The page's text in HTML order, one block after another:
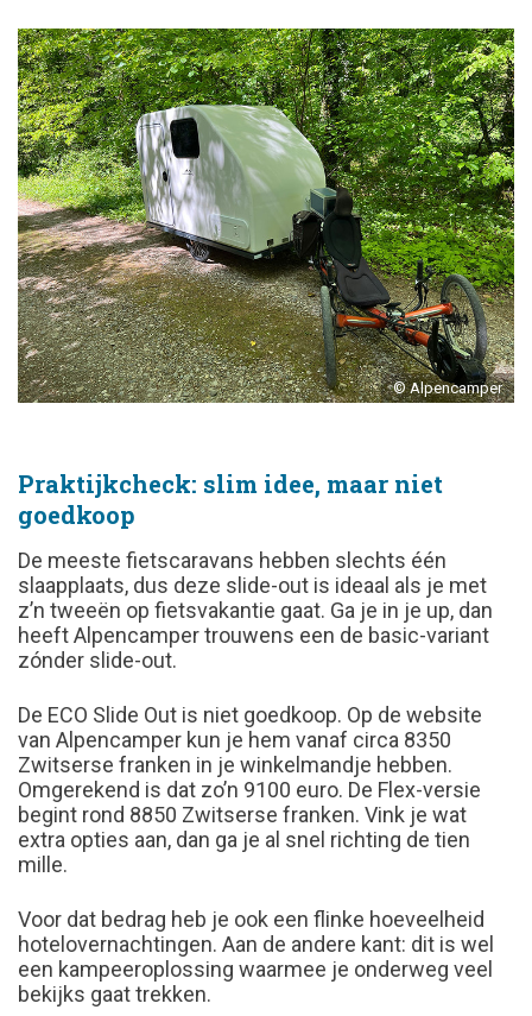
© Alpencamper
Praktijkcheck: slim idee, maar niet
goedkoop
De meeste fietscaravans hebben slechts één
slaapplaats, dus deze slide-out is ideaal als je met
z’n tweeën op fietsvakantie gaat. Ga je in je up, dan
heeft Alpencamper trouwens een de basic-variant
zónder slide-out.
De ECO Slide Out is niet goedkoop. Op de website
van Alpencamper kun je hem vanaf circa 8350
Zwitserse franken in je winkelmandje hebben.
Omgerekend is dat zo’n 9100 euro. De Flex-versie
begint rond 8850 Zwitserse franken. Vink je wat
extra opties aan, dan ga je al snel richting de tien
mille.
Voor dat bedrag heb je ook een flinke hoeveelheid
hotelovernachtingen. Aan de andere kant: dit is wel
een kampeeroplossing waarmee je onderweg veel
bekijks gaat trekken.